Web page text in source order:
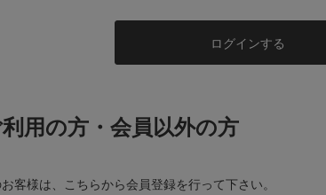
用の方・会員以外の方
客様は、こちらから会員登録を行って下さい。